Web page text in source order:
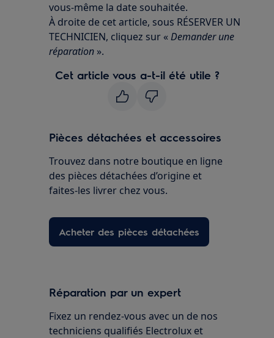
vous-même la date souhaitée.
À droite de cet article, sous RÉSERVER UN
TECHNICIEN, cliquez sur «Demander une
réparation ».
Cet article vous a-t-il été utile ?
Pièces détachées et accessoires
Trouvez dans notre boutique en ligne
des pièces détachées d’origine et
faites-les livrer chez vous.
Acheter des pièces détachées
Réparation par un expert
Fixez un rendez-vous avec un de nos
techniciens qualifiés Electrolux et